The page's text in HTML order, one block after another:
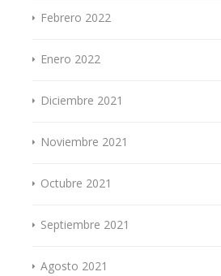
Febrero 2022
Enero 2022
Diciembre 2021
Noviembre 2021
Octubre 2021
Septiembre 2021
Agosto 2021